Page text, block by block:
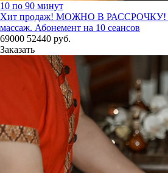
10 по 90 минут
Хит продаж! МОЖНО В РАССРОЧКУ!
массаж. Абонемент на 10 сеансов
69000 52440 руб.
Заказать